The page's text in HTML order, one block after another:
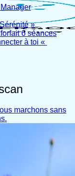
»
6 séances
à toi «
marchons sans